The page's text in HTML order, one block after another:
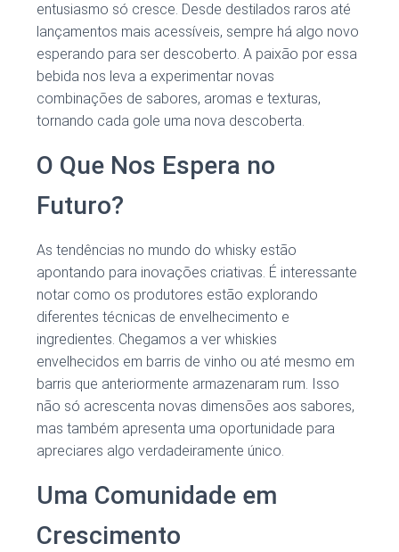
entusiasmo só cresce. Desde destilados raros até
lançamentos mais acessíveis, sempre há algo novo
esperando para ser descoberto. A paixão por essa
bebida nos leva a experimentar novas
combinações de sabores, aromas e texturas,
tornando cada gole uma nova descoberta.
O Que Nos Espera no
Futuro?
As tendências no mundo do whisky estão
apontando para inovações criativas. É interessante
notar como os produtores estão explorando
diferentes técnicas de envelhecimento e
ingredientes. Chegamos a ver whiskies
envelhecidos em barris de vinho ou até mesmo em
barris que anteriormente armazenaram rum. Isso
não só acrescenta novas dimensões aos sabores,
mas também apresenta uma oportunidade para
apreciares algo verdadeiramente único.
Uma Comunidade em
Crescimento